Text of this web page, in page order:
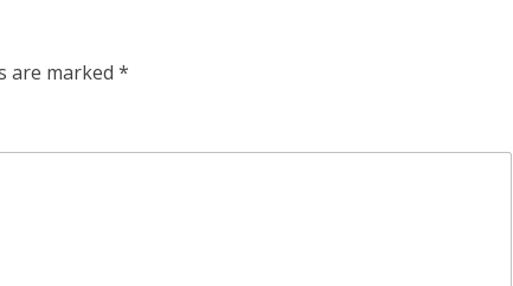
are marked *